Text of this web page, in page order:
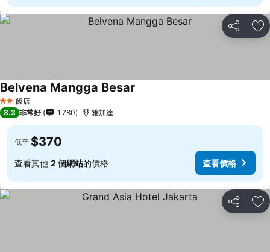
分享 加
2 星級飯店
Belvena Mangga Besar
8.3 非常好 1,780 雅加達
低至 $370
查看其他 2 個網站的價格 查看價格
分享 加